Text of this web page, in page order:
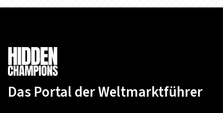
Das Portal der Weltmarktführer